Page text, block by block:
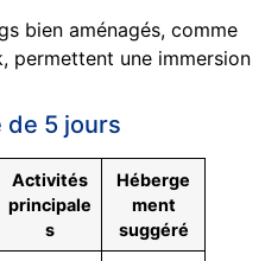
bien aménagés, comme
permettent une immersion
de 5 jours
Activités
principale
s
Héberge
ment
suggéré